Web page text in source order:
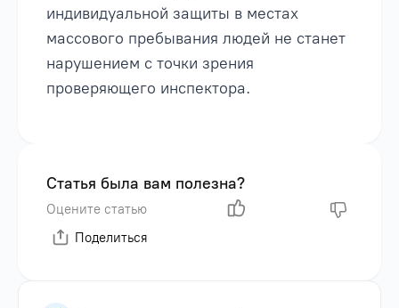
индивидуальной защиты в местах
массового пребывания людей не станет
нарушением с точки зрения
проверяющего инспектора.
Статья была вам полезна?
Оцените статью
Поделиться